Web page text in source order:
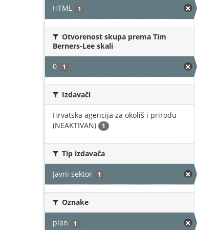
HTML 1
Otvorenost skupa prema Tim
Berners-Lee skali
0 1
Izdavači
Hrvatska agencija za okoliš i prirodu
(NEAKTIVAN)
1
Tip izdavača
Javni sektor 1
Oznake
plan 1